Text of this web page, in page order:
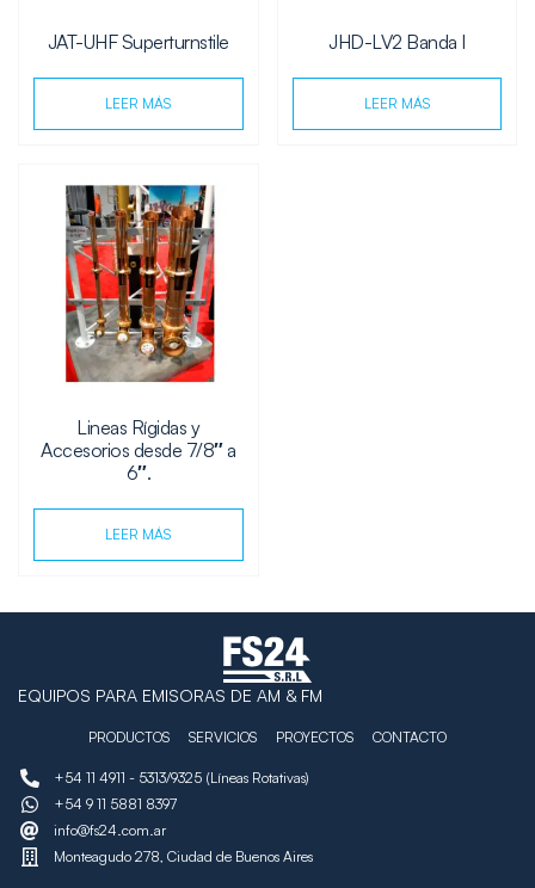
JAT-UHF Superturnstile
LEER MÁS
JHD-LV2 Banda I
LEER MÁS
Lineas Rígidas y
Accesorios desde 7/8″ a
6″.
LEER MÁS
EQUIPOS PARA EMISORAS DE AM & FM
PRODUCTOS SERVICIOS PROYECTOS CONTACTO
+54 11 4911 - 5313/9325 (Líneas Rotativas)
+54 9 11 5881 8397
info@fs24.com.ar
Monteagudo 278, Ciudad de Buenos Aires